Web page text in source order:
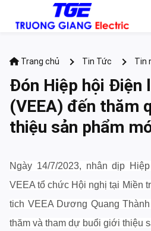
Trang chủ Tin Tức Tin
phẩm mới của TGE
Đón Hiệp hội Điện
(VEEA) đến thăm
thiệu sản phẩm
Ngày 14/7/2023, nhân dịp
VEEA tổ chức Hội nghị tại Miền
tich VEEA Dương Quang
thăm và tham dự buổi giới thiệu